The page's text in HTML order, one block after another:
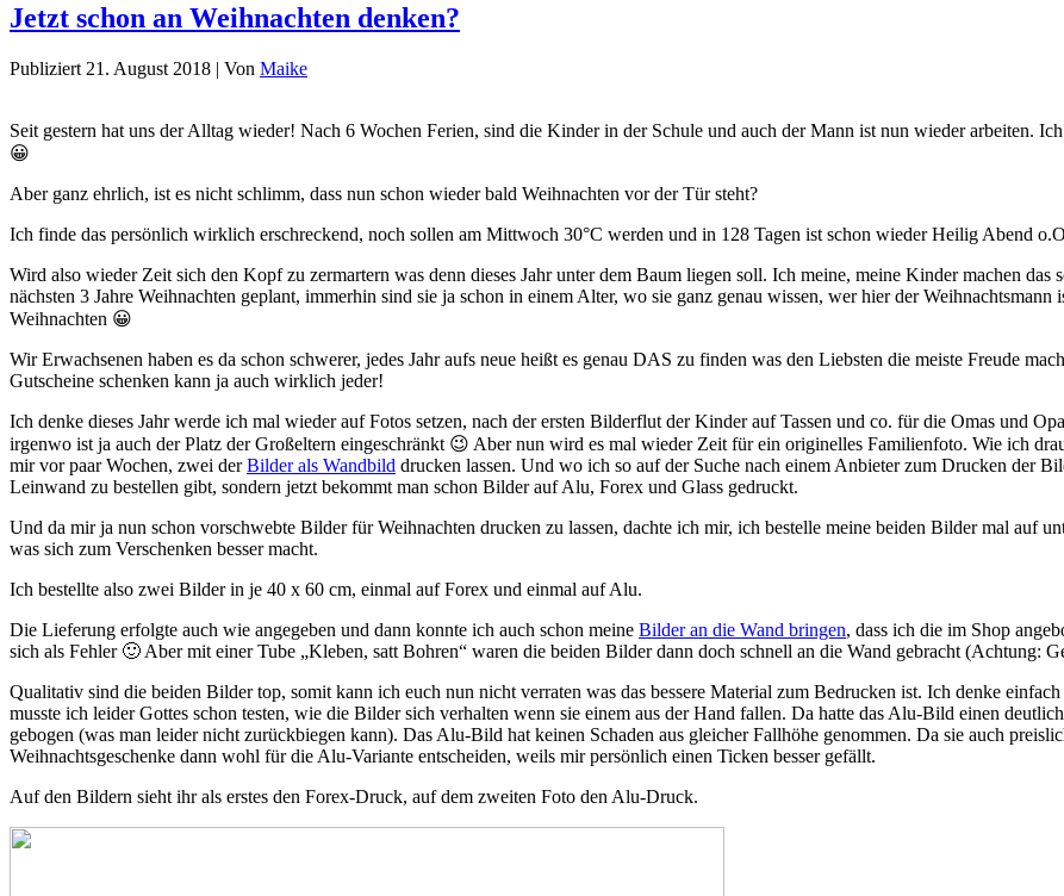
Jetzt schon an Weihnachten denken?
Publiziert 21. August 2018 | Von Maike
Seit gestern hat uns der Alltag wieder! Nach 6 Wochen Ferien, sind die Kinder in der Schule und auch der Mann ist nun wieder arbeiten.
😀
Aber ganz ehrlich, ist es nicht schlimm, dass nun schon wieder bald Weihnachten vor der Tür steht?
Ich finde das persönlich wirklich erschreckend, noch sollen am Mittwoch 30°C werden und in 128 Tagen ist schon wieder Heilig Abend o.O
Wird also wieder Zeit sich den Kopf zu zermartern was denn dieses Jahr unter dem Baum liegen soll. Ich meine, meine Kinder machen
nächsten 3 Jahre Weihnachten geplant, immerhin sind sie ja schon in einem Alter, wo sie ganz genau wissen, wer hier der
Weihnachten 😀
Wir Erwachsenen haben es da schon schwerer, jedes Jahr aufs neue heißt es genau DAS zu finden was den Liebsten die meiste Freude
Gutscheine schenken kann ja auch wirklich jeder!
Ich denke dieses Jahr werde ich mal wieder auf Fotos setzen, nach der ersten Bilderflut der Kinder auf Tassen und co. für die Omas und
irgenwo ist ja auch der Platz der Großeltern eingeschränkt 😉 Aber nun wird es mal wieder Zeit für ein originelles Familienfoto. Wie ich
mir vor paar Wochen, zwei derBilder als Wandbild drucken lassen. Und wo ich so auf der Suche nach einem Anbieter zum Drucken der
Leinwand zu bestellen gibt, sondern jetzt bekommt man schon Bilder auf Alu, Forex und Glass gedruckt.
Und da mir ja nun schon vorschwebte Bilder für Weihnachten drucken zu lassen, dachte ich mir, ich bestelle meine beiden Bilder mal auf
was sich zum Verschenken besser macht.
Ich bestellte also zwei Bilder in je 40 x 60 cm, einmal auf Forex und einmal auf Alu.
Die Lieferung erfolgte auch wie angegeben und dann konnte ich auch schon meine Bilder an die Wand bringen, dass ich die im Shop
sich als Fehler 🙂 Aber mit einer Tube „Kleben, satt Bohren“ waren die beiden Bilder dann doch schnell an die Wand gebracht (Achtung:
Qualitativ sind die beiden Bilder top, somit kann ich euch nun nicht verraten was das bessere Material zum Bedrucken ist. Ich denke
musste ich leider Gottes schon testen, wie die Bilder sich verhalten wenn sie einem aus der Hand fallen. Da hatte das Alu-Bild einen
gebogen (was man leider nicht zurückbiegen kann). Das Alu-Bild hat keinen Schaden aus gleicher Fallhöhe genommen. Da sie auch
Weihnachtsgeschenke dann wohl für die Alu-Variante entscheiden, weils mir persönlich einen Ticken besser gefällt.
Auf den Bildern sieht ihr als erstes den Forex-Druck, auf dem zweiten Foto den Alu-Druck.